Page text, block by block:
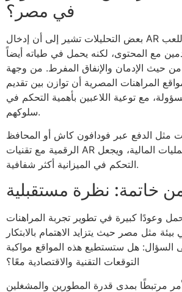
في مصر؟
بعض التحليلات تشير إلى أن إدخال AR قد يزيد من مدة اللعب
مع المحتوى، لكنه يحمل في طياته أيضاً
حيث الإدمان والإنفاق المفرط. من وجهة
المراهنات المصرية أن توازن بين تقديم
مع توعية اللاعبين بأهمية التحكم في
سلوكهم.
مثل الدفع عبر فودافون كاش أو المحافظ
الرقمية مع تقنيات AR يمكن أن يسهل العمليات المالية، ويجعل
التحكم في الميزانية أكثر شفافية.
من خاتمة: نظرة مستقبلية
وعودًا كبيرة في تطوير تجربة المراهنات
مثل مصر حيث يتزايد الاهتمام بالابتكار
السؤال: هل ستستطيع هذه المواقع مواكبة
التوقعات التقنية والاقتصادية معًا؟
مرتبطًا بمدى قدرة المطورين والمشغلين